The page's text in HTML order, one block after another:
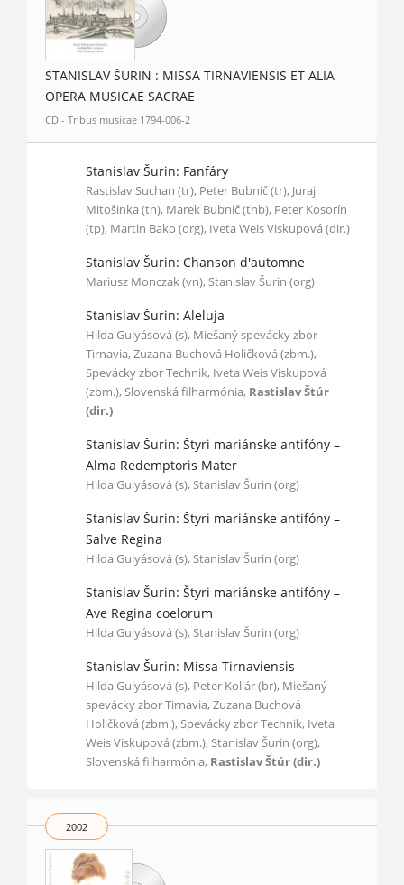
STANISLAV ŠURIN : MISSA TIRNAVIENSIS ET ALIA
OPERA MUSICAE SACRAE
CD - Tribus musicae 1794-006-2
Stanislav Šurin: Fanfáry
Rastislav Suchan (tr), Peter Bubnič (tr), Juraj
Mitošinka (tn), Marek Bubnič (tnb), Peter Kosorín
(tp), Martin Bako (org), Iveta Weis Viskupová (dir.)
Stanislav Šurin: Chanson d'automne
Mariusz Monczak (vn), Stanislav Šurin (org)
Stanislav Šurin: Aleluja
Hilda Gulyásová (s), Miešaný spevácky zbor
Tirnavia, Zuzana Buchová Holičková (zbm.),
Spevácky zbor Technik, Iveta Weis Viskupová
(zbm.), Slovenská filharmónia, Rastislav Štúr
(dir.)
Stanislav Šurin: Štyri mariánske antifóny –
Alma Redemptoris Mater
Hilda Gulyásová (s), Stanislav Šurin (org)
Stanislav Šurin: Štyri mariánske antifóny –
Salve Regina
Hilda Gulyásová (s), Stanislav Šurin (org)
Stanislav Šurin: Štyri mariánske antifóny –
Ave Regina coelorum
Hilda Gulyásová (s), Stanislav Šurin (org)
Stanislav Šurin: Missa Tirnaviensis
Hilda Gulyásová (s), Peter Kollár (br), Miešaný
spevácky zbor Tirnavia, Zuzana Buchová
Holičková (zbm.), Spevácky zbor Technik, Iveta
Weis Viskupová (zbm.), Stanislav Šurin (org),
Slovenská filharmónia, Rastislav Štúr (dir.)
2002